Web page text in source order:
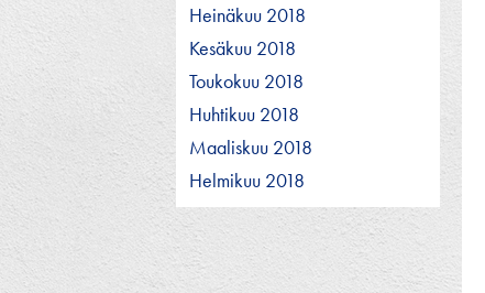
Heinäkuu 2018
Kesäkuu 2018
Toukokuu 2018
Huhtikuu 2018
Maaliskuu 2018
Helmikuu 2018